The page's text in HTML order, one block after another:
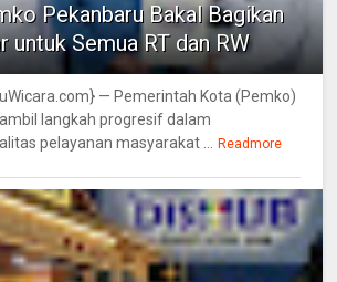
Pekanbaru Bakal Bagikan
untuk Semua RT dan RW
— Pemerintah Kota (Pemko)
langkah progresif dalam
pelayanan masyarakat ... Readmore